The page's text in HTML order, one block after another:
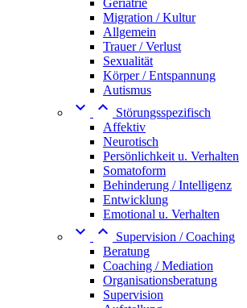
Geriatrie
Migration / Kultur
Allgemein
Trauer / Verlust
Sexualität
Körper / Entspannung
Autismus
 
Störungsspezifisch
Affektiv
Neurotisch
Persönlichkeit u. Verhalten
Somatoform
Behinderung / Intelligenz
Entwicklung
Emotional u. Verhalten
 
Supervision / Coaching
Beratung
Coaching / Mediation
Organisationsberatung
Supervision